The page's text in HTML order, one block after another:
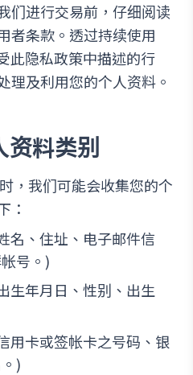
们进行交易前，仔细阅读
者条款。透过持续使用
此隐私政策中描述的行
理及利用您的个人资料。
资料类别
，我们可能会收集您的个
：
名、住址、电子邮件信
号。)
生年月日、性别、出生
用卡或签帐卡之号码、银
)